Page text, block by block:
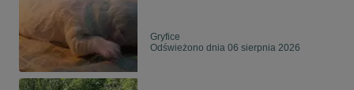
Gryfice
Odświeżono dnia 06 sierpnia 2026